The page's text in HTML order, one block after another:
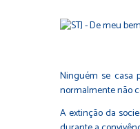
Ninguém se casa
normalmente não
A extinção da